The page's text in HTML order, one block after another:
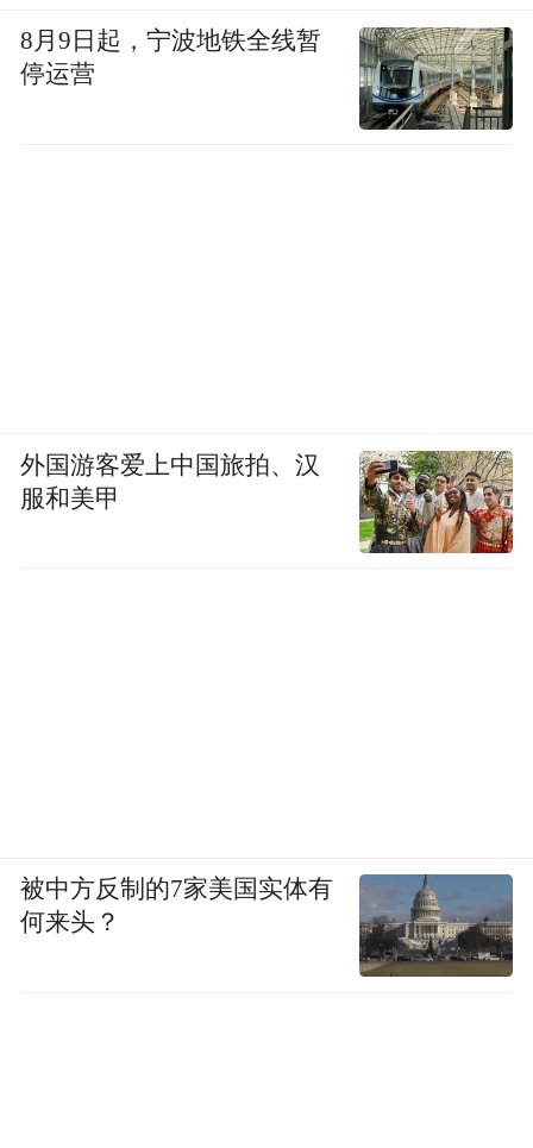
8月9日起，宁波地铁全线暂
停运营
外国游客爱上中国旅拍、汉
服和美甲
被中方反制的7家美国实体有
何来头？